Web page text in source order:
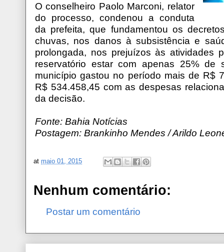
O conselheiro Paolo Marconi, relator
do processo, condenou a conduta
da prefeita, que fundamentou os
chuvas, nos danos à subsistência e
prolongada, nos prejuízos às atividades
reservatório estar com apenas 25% de
município gastou no período mais de R$
R$ 534.458,45 com as despesas
da decisão.
Fonte: Bahia Notícias
Postagem: Brankinho Mendes / Arildo
at maio 01, 2015
Nenhum comentário:
Postar um comentário